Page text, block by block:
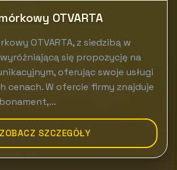
OTVARTA
OTVARTA, z siedzibą w
się propozycję na
oferując swoje usługi
cenach. W ofercie firmy znajduje
ZOBACZ SZCZEGÓŁY